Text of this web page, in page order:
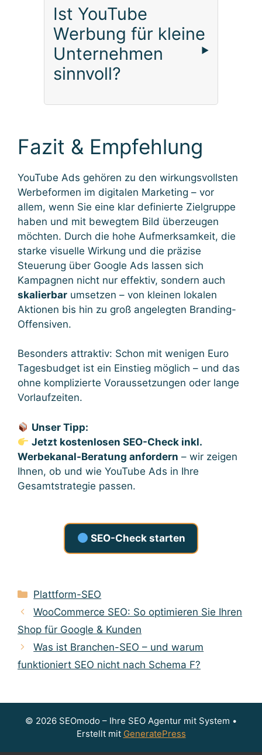
Ist YouTube
Werbung für kleine
Unternehmen
sinnvoll?
Fazit & Empfehlung
YouTube Ads gehören zu den wirkungsvollsten
Werbeformen im digitalen Marketing – vor
allem, wenn Sie eine klar definierte Zielgruppe
haben und mit bewegtem Bild überzeugen
möchten. Durch die hohe Aufmerksamkeit, die
starke visuelle Wirkung und die präzise
Steuerung über Google Ads lassen sich
Kampagnen nicht nur effektiv, sondern auch
skalierbar umsetzen – von kleinen lokalen
Aktionen bis hin zu groß angelegten Branding-
Offensiven.
Besonders attraktiv: Schon mit wenigen Euro
Tagesbudget ist ein Einstieg möglich – und das
ohne komplizierte Voraussetzungen oder lange
Vorlaufzeiten.
Unser Tipp:
Jetzt kostenlosen SEO-Check inkl.
Werbekanal-Beratung anfordern – wir zeigen
Ihnen, ob und wie YouTube Ads in Ihre
Gesamtstrategie passen.
SEO-Check starten
Kategorien
Plattform-SEO
WooCommerce SEO: So optimieren Sie Ihren
Shop für Google & Kunden
Was ist Branchen-SEO – und warum
funktioniert SEO nicht nach Schema F?
© 2026 SEOmodo – Ihre SEO Agentur mit System •
Erstellt mit GeneratePress